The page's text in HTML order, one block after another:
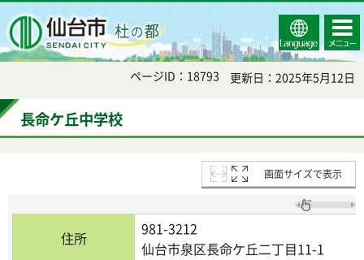
Select
Language
コンテ
ンツメ
ニュー
ページID：18793 更新日：2025年5月12日
長命ケ丘中学校
画面サイズで表示
住所
981-3212
仙台市泉区長命ケ丘二丁目11-1